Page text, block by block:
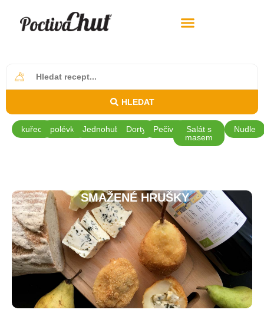
HLEDAT
kuřecí polévky JednohubkyDorty Pečivo
Salát s
masem
Nudle
SMAŽENÉ HRUŠKY